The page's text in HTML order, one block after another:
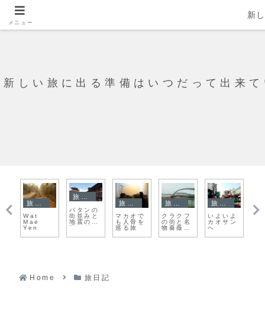
新しい旅に出る準備はいつだって出来
バラナシ
のインド
人と最後
して、さ
旅日記
MAYAシ
ョッピン
グセンタ
マチュピ
チュへ向
けて出
ャンタイ
チェンマ
イおさら
いの気持
ルアンパ
バーン名
物 托鉢
ボ
Home 旅日記
メニュー
新